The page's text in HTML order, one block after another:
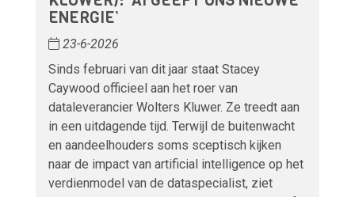
ENERGIE’
23-6-2026
Sinds februari van dit jaar staat Stacey
Caywood officieel aan het roer van
dataleverancier Wolters Kluwer. Ze treedt aan
in een uitdagende tijd. Terwijl de buitenwacht
en aandeelhouders soms sceptisch kijken
naar de impact van artificial intelligence op het
verdienmodel van de dataspecialist, ziet